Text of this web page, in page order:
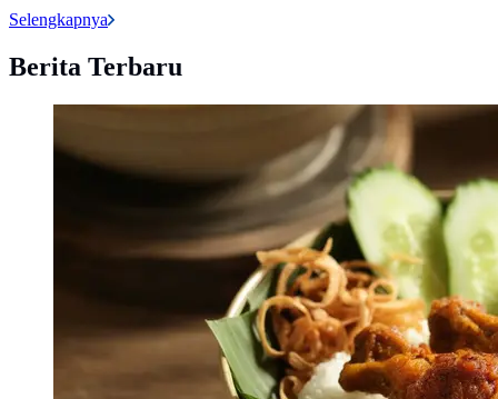
Selengkapnya
Berita Terbaru